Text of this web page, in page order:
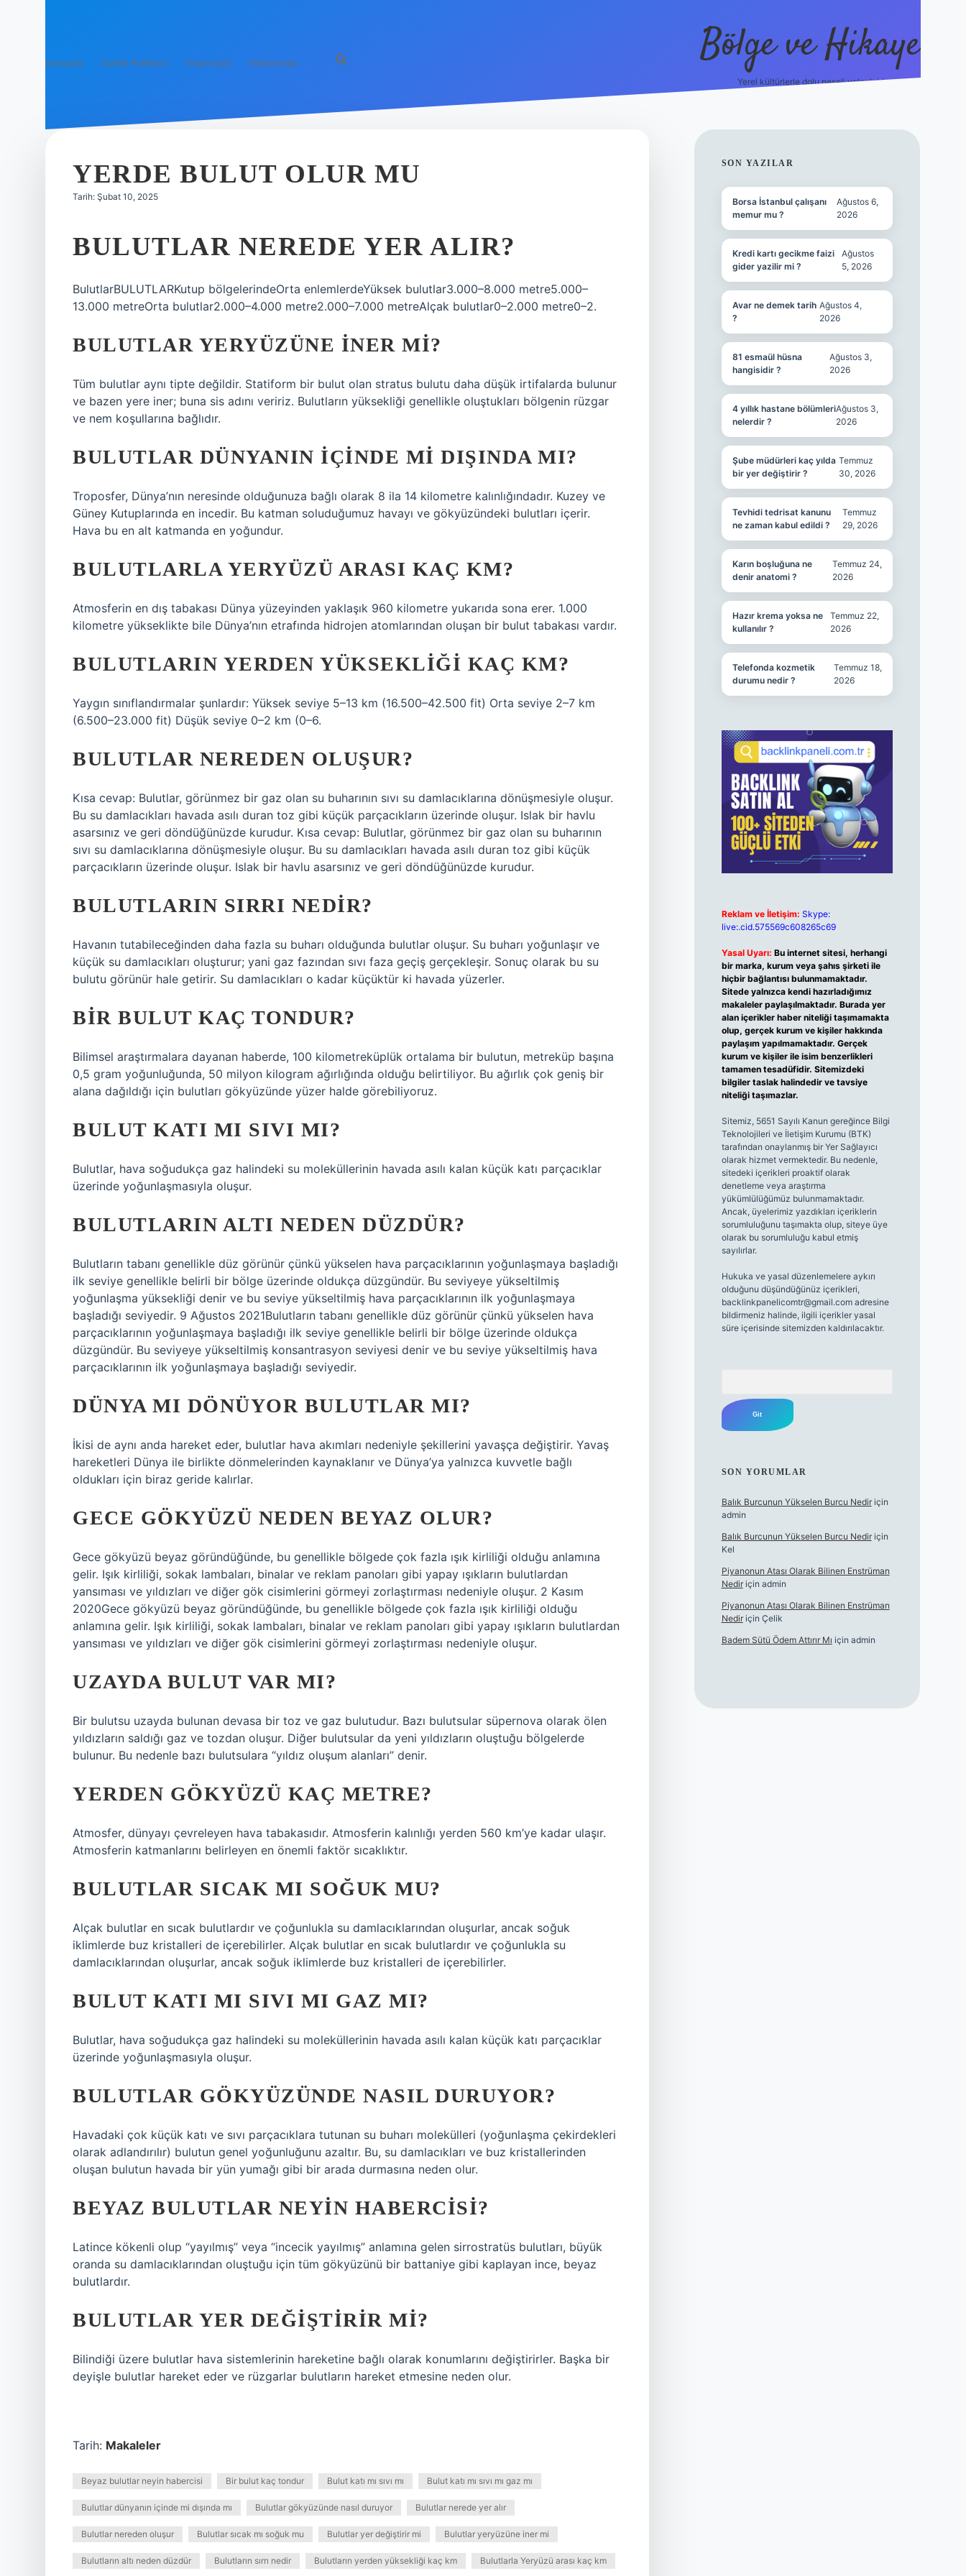
Anasayfa Gizlilik Politikası Yasal Uyarı Hakkımızda Bölge ve Hikaye
Yerel kültürlerle dolu neşeli yolculuk!
YERDE BULUT OLUR MU
Tarih: Şubat 10, 2025
BULUTLAR NEREDE YER ALIR?
BulutlarBULUTLARKutup bölgelerindeOrta enlemlerdeYüksek bulutlar3.000–8.000 metre5.000–
13.000 metreOrta bulutlar2.000–4.000 metre2.000–7.000 metreAlçak bulutlar0–2.000 metre0–2.
BULUTLAR YERYÜZÜNE INER MI?
Tüm bulutlar aynı tipte değildir. Statiform bir bulut olan stratus bulutu daha düşük irtifalarda bulunur
ve bazen yere iner; buna sis adını veririz. Bulutların yüksekliği genellikle oluştukları bölgenin rüzgar
ve nem koşullarına bağlıdır.
BULUTLAR DÜNYANIN IÇINDE MI DIŞINDA MI?
Troposfer, Dünya’nın neresinde olduğunuza bağlı olarak 8 ila 14 kilometre kalınlığındadır. Kuzey ve
Güney Kutuplarında en incedir. Bu katman soluduğumuz havayı ve gökyüzündeki bulutları içerir.
Hava bu en alt katmanda en yoğundur.
BULUTLARLA YERYÜZÜ ARASI KAÇ KM?
Atmosferin en dış tabakası Dünya yüzeyinden yaklaşık 960 kilometre yukarıda sona erer. 1.000
kilometre yükseklikte bile Dünya’nın etrafında hidrojen atomlarından oluşan bir bulut tabakası vardır.
BULUTLARIN YERDEN YÜKSEKLIĞI KAÇ KM?
Yaygın sınıflandırmalar şunlardır: Yüksek seviye 5–13 km (16.500–42.500 fit) Orta seviye 2–7 km
(6.500–23.000 fit) Düşük seviye 0–2 km (0–6.
BULUTLAR NEREDEN OLUŞUR?
Kısa cevap: Bulutlar, görünmez bir gaz olan su buharının sıvı su damlacıklarına dönüşmesiyle oluşur.
Bu su damlacıkları havada asılı duran toz gibi küçük parçacıkların üzerinde oluşur. Islak bir havlu
asarsınız ve geri döndüğünüzde kurudur. Kısa cevap: Bulutlar, görünmez bir gaz olan su buharının
sıvı su damlacıklarına dönüşmesiyle oluşur. Bu su damlacıkları havada asılı duran toz gibi küçük
parçacıkların üzerinde oluşur. Islak bir havlu asarsınız ve geri döndüğünüzde kurudur.
BULUTLARIN SIRRI NEDIR?
Havanın tutabileceğinden daha fazla su buharı olduğunda bulutlar oluşur. Su buharı yoğunlaşır ve
küçük su damlacıkları oluşturur; yani gaz fazından sıvı faza geçiş gerçekleşir. Sonuç olarak bu su
bulutu görünür hale getirir. Su damlacıkları o kadar küçüktür ki havada yüzerler.
BIR BULUT KAÇ TONDUR?
Bilimsel araştırmalara dayanan haberde, 100 kilometreküplük ortalama bir bulutun, metreküp başına
0,5 gram yoğunluğunda, 50 milyon kilogram ağırlığında olduğu belirtiliyor. Bu ağırlık çok geniş bir
alana dağıldığı için bulutları gökyüzünde yüzer halde görebiliyoruz.
BULUT KATI MI SIVI MI?
Bulutlar, hava soğudukça gaz halindeki su moleküllerinin havada asılı kalan küçük katı parçacıklar
üzerinde yoğunlaşmasıyla oluşur.
BULUTLARIN ALTI NEDEN DÜZDÜR?
Bulutların tabanı genellikle düz görünür çünkü yükselen hava parçacıklarının yoğunlaşmaya başladığı
ilk seviye genellikle belirli bir bölge üzerinde oldukça düzgündür. Bu seviyeye yükseltilmiş
yoğunlaşma yüksekliği denir ve bu seviye yükseltilmiş hava parçacıklarının ilk yoğunlaşmaya
başladığı seviyedir. 9 Ağustos 2021Bulutların tabanı genellikle düz görünür çünkü yükselen hava
parçacıklarının yoğunlaşmaya başladığı ilk seviye genellikle belirli bir bölge üzerinde oldukça
düzgündür. Bu seviyeye yükseltilmiş konsantrasyon seviyesi denir ve bu seviye yükseltilmiş hava
parçacıklarının ilk yoğunlaşmaya başladığı seviyedir.
DÜNYA MI DÖNÜYOR BULUTLAR MI?
İkisi de aynı anda hareket eder, bulutlar hava akımları nedeniyle şekillerini yavaşça değiştirir. Yavaş
hareketleri Dünya ile birlikte dönmelerinden kaynaklanır ve Dünya’ya yalnızca kuvvetle bağlı
oldukları için biraz geride kalırlar.
GECE GÖKYÜZÜ NEDEN BEYAZ OLUR?
Gece gökyüzü beyaz göründüğünde, bu genellikle bölgede çok fazla ışık kirliliği olduğu anlamına
gelir. Işık kirliliği, sokak lambaları, binalar ve reklam panoları gibi yapay ışıkların bulutlardan
yansıması ve yıldızları ve diğer gök cisimlerini görmeyi zorlaştırması nedeniyle oluşur. 2 Kasım
2020Gece gökyüzü beyaz göründüğünde, bu genellikle bölgede çok fazla ışık kirliliği olduğu
anlamına gelir. Işık kirliliği, sokak lambaları, binalar ve reklam panoları gibi yapay ışıkların bulutlardan
yansıması ve yıldızları ve diğer gök cisimlerini görmeyi zorlaştırması nedeniyle oluşur.
UZAYDA BULUT VAR MI?
Bir bulutsu uzayda bulunan devasa bir toz ve gaz bulutudur. Bazı bulutsular süpernova olarak ölen
yıldızların saldığı gaz ve tozdan oluşur. Diğer bulutsular da yeni yıldızların oluştuğu bölgelerde
bulunur. Bu nedenle bazı bulutsulara “yıldız oluşum alanları” denir.
YERDEN GÖKYÜZÜ KAÇ METRE?
Atmosfer, dünyayı çevreleyen hava tabakasıdır. Atmosferin kalınlığı yerden 560 km’ye kadar ulaşır.
Atmosferin katmanlarını belirleyen en önemli faktör sıcaklıktır.
BULUTLAR SICAK MI SOĞUK MU?
Alçak bulutlar en sıcak bulutlardır ve çoğunlukla su damlacıklarından oluşurlar, ancak soğuk
iklimlerde buz kristalleri de içerebilirler. Alçak bulutlar en sıcak bulutlardır ve çoğunlukla su
damlacıklarından oluşurlar, ancak soğuk iklimlerde buz kristalleri de içerebilirler.
BULUT KATI MI SIVI MI GAZ MI?
Bulutlar, hava soğudukça gaz halindeki su moleküllerinin havada asılı kalan küçük katı parçacıklar
üzerinde yoğunlaşmasıyla oluşur.
BULUTLAR GÖKYÜZÜNDE NASIL DURUYOR?
Havadaki çok küçük katı ve sıvı parçacıklara tutunan su buharı molekülleri (yoğunlaşma çekirdekleri
olarak adlandırılır) bulutun genel yoğunluğunu azaltır. Bu, su damlacıkları ve buz kristallerinden
oluşan bulutun havada bir yün yumağı gibi bir arada durmasına neden olur.
BEYAZ BULUTLAR NEYIN HABERCISI?
Latince kökenli olup “yayılmış” veya “incecik yayılmış” anlamına gelen sirrostratüs bulutları, büyük
oranda su damlacıklarından oluştuğu için tüm gökyüzünü bir battaniye gibi kaplayan ince, beyaz
bulutlardır.
BULUTLAR YER DEĞIŞTIRIR MI?
Bilindiği üzere bulutlar hava sistemlerinin hareketine bağlı olarak konumlarını değiştirirler. Başka bir
deyişle bulutlar hareket eder ve rüzgarlar bulutların hareket etmesine neden olur.
Tarih: Makaleler
Beyaz bulutlar neyin habercisi Bir bulut kaç tondur Bulut katı mı sıvı mı Bulut katı mı sıvı mı gaz mı
Bulutlar dünyanın içinde mi dışında mı Bulutlar gökyüzünde nasıl duruyor Bulutlar nerede yer alır
Bulutlar nereden oluşur Bulutlar sıcak mı soğuk mu Bulutlar yer değiştirir mi Bulutlar yeryüzüne iner mi
Bulutların altı neden düzdür Bulutların sırrı nedir Bulutların yerden yüksekliği kaç km Bulutlarla Yeryüzü arası kaç km
SIDEBAR
SON YAZILAR
Borsa İstanbul çalışanı
memur mu ?
Ağustos 6,
2026
Kredi kartı gecikme faizi
gider yazilir mi ?
Ağustos
5, 2026
Avar ne demek tarih
?
Ağustos 4,
2026
81 esmaül hüsna
hangisidir ?
Ağustos 3,
2026
4 yıllık hastane bölümleri
nelerdir ?
Ağustos 3,
2026
Şube müdürleri kaç yılda
bir yer değiştirir ?
Temmuz
30, 2026
Tevhidi tedrisat kanunu
ne zaman kabul edildi ?
Temmuz
29, 2026
Karın boşluğuna ne
denir anatomi ?
Temmuz 24,
2026
Hazır krema yoksa ne
kullanılır ?
Temmuz 22,
2026
Telefonda kozmetik
durumu nedir ?
Temmuz 18,
2026
Reklam ve İletişim: Skype:
live:.cid.575569c608265c69
Yasal Uyarı: Bu internet sitesi, herhangi
bir marka, kurum veya şahıs şirketi ile
hiçbir bağlantısı bulunmamaktadır.
Sitede yalnızca kendi hazırladığımız
makaleler paylaşılmaktadır. Burada yer
alan içerikler haber niteliği taşımamakta
olup, gerçek kurum ve kişiler hakkında
paylaşım yapılmamaktadır. Gerçek
kurum ve kişiler ile isim benzerlikleri
tamamen tesadüfidir. Sitemizdeki
bilgiler taslak halindedir ve tavsiye
niteliği taşımazlar.
Sitemiz, 5651 Sayılı Kanun gereğince Bilgi
Teknolojileri ve İletişim Kurumu (BTK)
tarafından onaylanmış bir Yer Sağlayıcı
olarak hizmet vermektedir. Bu nedenle,
sitedeki içerikleri proaktif olarak
denetleme veya araştırma
yükümlülüğümüz bulunmamaktadır.
Ancak, üyelerimiz yazdıkları içeriklerin
sorumluluğunu taşımakta olup, siteye üye
olarak bu sorumluluğu kabul etmiş
sayılırlar.
Hukuka ve yasal düzenlemelere aykırı
olduğunu düşündüğünüz içerikleri,
backlinkpanelicomtr@gmail.comadresine
bildirmeniz halinde, ilgili içerikler yasal
süre içerisinde sitemizden kaldırılacaktır.
SON YORUMLAR
Balık Burcunun Yükselen Burcu Nediriçin
admin
Balık Burcunun Yükselen Burcu Nediriçin
Kel
Piyanonun Atası Olarak Bilinen Enstrüman
Nediriçin admin
Piyanonun Atası Olarak Bilinen Enstrüman
Nediriçin Çelik
Badem Sütü Ödem Attırır Mı için admin
grand opera bet